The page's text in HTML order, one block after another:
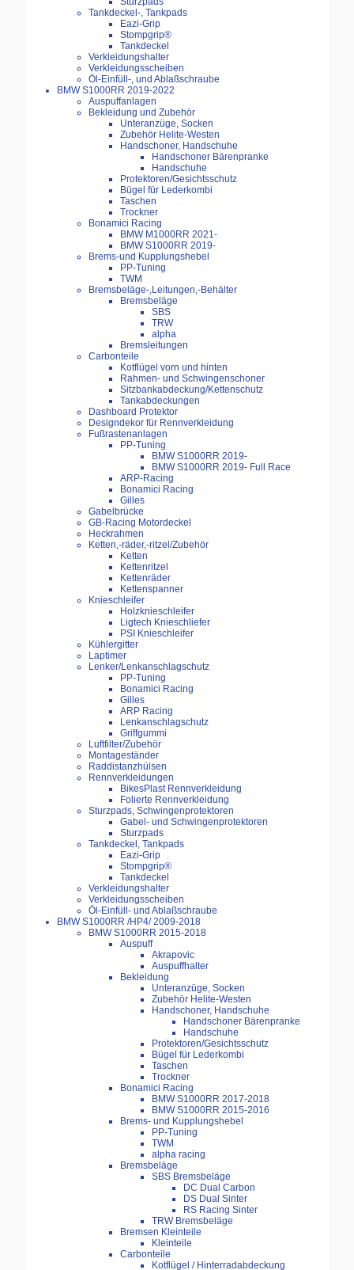
Tankdeckel-, Tankpads
Eazi-Grip
Stompgrip®
Tankdeckel
Verkleidungshalter
Verkleidungsscheiben
Öl-Einfüll-, und Ablaßschraube
BMW S1000RR 2019-2022
Auspuffanlagen
Bekleidung und Zubehör
Unteranzüge, Socken
Zubehör Helite-Westen
Handschoner, Handschuhe
Handschoner Bärenpranke
Handschuhe
Protektoren/Gesichtsschutz
Bügel für Lederkombi
Taschen
Trockner
Bonamici Racing
BMW M1000RR 2021-
BMW S1000RR 2019-
Brems-und Kupplungshebel
PP-Tuning
TWM
Bremsbeläge-,Leitungen,-Behälter
Bremsbeläge
SBS
TRW
alpha
Bremsleitungen
Carbonteile
Kotflügel vorn und hinten
Rahmen- und Schwingenschoner
Sitzbankabdeckung/Kettenschutz
Tankabdeckungen
Dashboard Protektor
Designdekor für Rennverkleidung
Fußrastenanlagen
PP-Tuning
BMW S1000RR 2019-
BMW S1000RR 2019- Full Race
ARP-Racing
Bonamici Racing
Gilles
Gabelbrücke
GB-Racing Motordeckel
Heckrahmen
Ketten,-räder,-ritzel/Zubehör
Ketten
Kettenritzel
Kettenräder
Kettenspanner
Knieschleifer
Holzknieschleifer
Ligtech Knieschliefer
PSI Knieschleifer
Kühlergitter
Laptimer
Lenker/Lenkanschlagschutz
PP-Tuning
Bonamici Racing
Gilles
ARP Racing
Lenkanschlagschutz
Griffgummi
Luftfilter/Zubehör
Montageständer
Raddistanzhülsen
Rennverkleidungen
BikesPlast Rennverkleidung
Folierte Rennverkleidung
Sturzpads, Schwingenprotektoren
Gabel- und Schwingenprotektoren
Sturzpads
Tankdeckel, Tankpads
Eazi-Grip
Stompgrip®
Tankdeckel
Verkleidungshalter
Verkleidungsscheiben
Öl-Einfüll- und Ablaßschraube
BMW S1000RR /HP4/ 2009-2018
BMW S1000RR 2015-2018
Auspuff
Akrapovic
Auspuffhalter
Bekleidung
Unteranzüge, Socken
Zubehör Helite-Westen
Handschoner, Handschuhe
Handschoner Bärenpranke
Handschuhe
Protektoren/Gesichtsschutz
Bügel für Lederkombi
Taschen
Trockner
Bonamici Racing
BMW S1000RR 2017-2018
BMW S1000RR 2015-2016
Brems- und Kupplungshebel
PP-Tuning
TWM
alpha racing
Bremsbeläge
SBS Bremsbeläge
DC Dual Carbon
DS Dual Sinter
RS Racing Sinter
TRW Bremsbeläge
Bremsen Kleinteile
Kleinteile
Carbonteile
Kotflügel / Hinterradabdeckung